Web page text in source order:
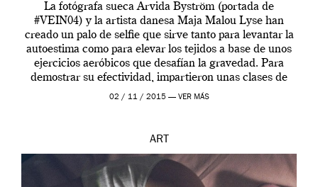
La fotógrafa sueca Arvida Byström (portada de
#VEIN04) y la artista danesa Maja Malou Lyse han
creado un palo de selfie que sirve tanto para levantar la
autoestima como para elevar los tejidos a base de unos
ejercicios aeróbicos que desafían la gravedad. Para
demostrar su efectividad, impartieron unas clases de
prueba en el Tate […]
02 / 11 / 2015 — VER MÁS
ART